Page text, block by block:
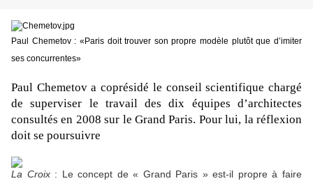
Paul Chemetov : «Paris doit trouver son propre modèle plutôt que d’imiter
ses concurrentes»
Paul Chemetov a coprésidé le conseil scientifique chargé
de superviser le travail des dix équipes d’architectes
consultés en 2008 sur le Grand Paris. Pour lui, la réflexion
doit se poursuivre
La Croix: Le concept de « Grand Paris » est-il propre à faire